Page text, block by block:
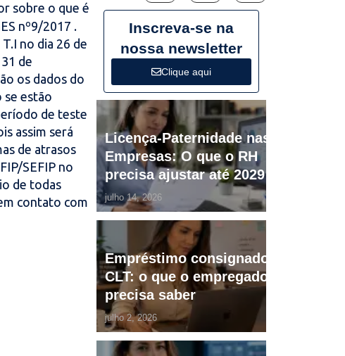
sobre o que é
nº9/2017 .
no dia 26 de
de
os dados do
se estão
de teste
assim será
de atrasos
SEFIP no
de todas
contato com
Inscreva-se na
nossa newsletter
Clique aqui
Licença-Paternidade nas
Empresas: O que o RH
precisa ajustar até 2029
julho 14, 2026
Empréstimo consignado
CLT: o que o empregador
precisa saber
julho 2, 2026